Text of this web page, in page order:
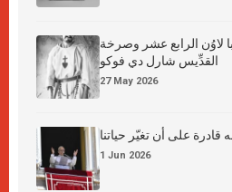
لاوُن الرابع عشر وصرخة
القدِّيس شارل دي فوكو
27 May 2026
قادرة على أن تغيّر حياتنا
1 Jun 2026